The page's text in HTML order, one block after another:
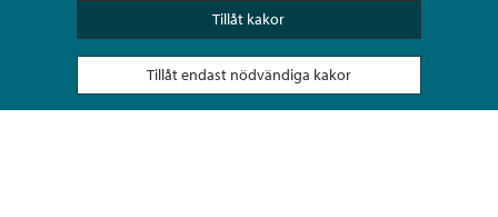
Tillåt kakor
Tillåt endast nödvändiga kakor